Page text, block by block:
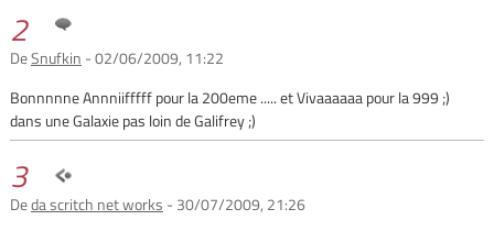
2
DeSnufkin - 02/06/2009, 11:22
Bonnnnne Annniifffff pour la 200eme ..... et Vivaaaaaa pour la 999 ;)
dans une Galaxie pas loin de Galifrey ;)
3
Deda scritch net works - 30/07/2009, 21:26